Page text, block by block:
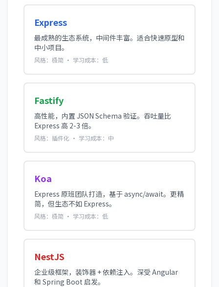
Express
最成熟的生态系统，中间件丰富。适合快速原型和
中小项目。
风格：极简 · 学习成本：低
Fastify
高性能，内置 JSON Schema 验证。吞吐量比
Express 高 2-3 倍。
风格：插件化 · 学习成本：中
Koa
Express 原班团队打造，基于 async/await。更精
简，但生态不如 Express。
风格：极简 · 学习成本：低
NestJS
企业级框架，装饰器 + 依赖注入。深受 Angular
和 Spring Boot 启发。